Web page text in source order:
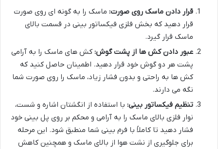
قرار دادن ماسک روی صورت: ماسک را به گونه ای روی صورت
قرار دهید که بخش فلزی فیکساتور بینی در قسمت بالای
ماسک قرار گیرد.
عبور دادن کش ها از پشت گوش: کش های ماسک را به آرامی
پشت هر دو گوش خود قرار دهید. اطمینان حاصل کنید که
کش ها به راحتی و بدون فشار زیاد، ماسک را روی صورت شما
نگه می دارند.
تنظیم فیکساتور بینی: با استفاده از انگشتان اشاره و شست،
نوار فلزی بالای ماسک را به آرامی و محکم بر روی پل بینی خود
فشار دهید تا کاملاً با فرم بینی شما منطبق شود. این مرحله
برای جلوگیری از نشت هوا از بالای ماسک و همچنین کاهش